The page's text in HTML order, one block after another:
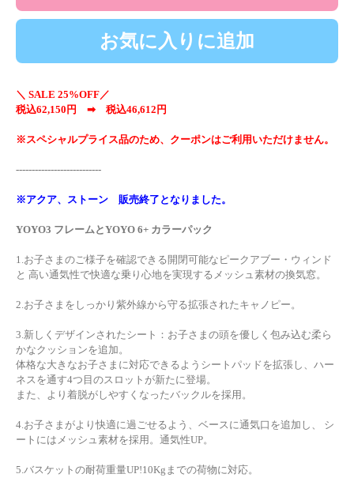
お気に入りに追加
＼ SALE 25%OFF／
税込62,150円 ➡ 税込46,612円
※スペシャルプライス品のため、クーポンはご利用いただけません。
---------------------------
※アクア、ストーン 販売終了となりました。
YOYO3 フレームとYOYO 6+ カラーパック
1.お子さまのご様子を確認できる開閉可能なピークアブー・ウィンド
と 高い通気性で快適な乗り心地を実現するメッシュ素材の換気窓。
2.お子さまをしっかり紫外線から守る拡張されたキャノピー。
3.新しくデザインされたシート：お子さまの頭を優しく包み込む柔ら
かなクッションを追加。
体格な大きなお子さまに対応できるようシートパッドを拡張し、ハー
ネスを通す4つ目のスロットが新たに登場。
また、より着脱がしやすくなったバックルを採用。
4.お子さまがより快適に過ごせるよう、ベースに通気口を追加し、 シ
ートにはメッシュ素材を採用。通気性UP。
5.バスケットの耐荷重量UP!10Kgまでの荷物に対応。